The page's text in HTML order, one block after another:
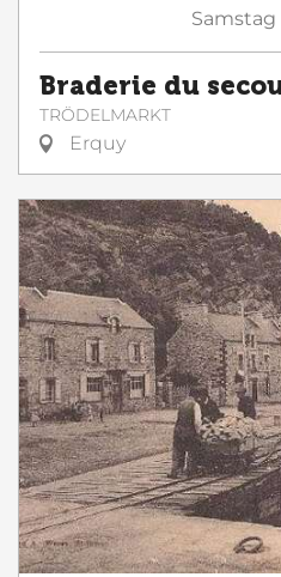
Samstag
Braderie du
TRÖDELMARKT
Erquy